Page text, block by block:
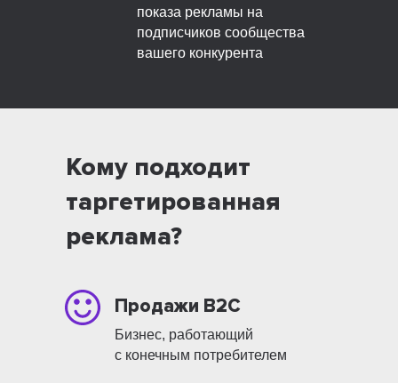
показа рекламы на
подписчиков сообщества
вашего конкурента
Кому подходит
таргетированная
реклама?
Продажи B2C
Бизнес, работающий
с конечным потребителем